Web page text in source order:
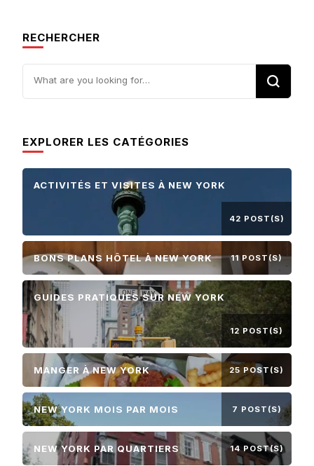
RECHERCHER
EXPLORER LES CATÉGORIES
ACTIVITÉS ET VISITES À NEW YORK
42 POST(S)
BONS PLANS HÔTEL À NEW YORK 11 POST(S)
GUIDES PRATIQUES SUR NEW YORK
12 POST(S)
MANGER À NEW YORK 25 POST(S)
NEW YORK MOIS PAR MOIS 7 POST(S)
NEW YORK PAR QUARTIERS 14 POST(S)